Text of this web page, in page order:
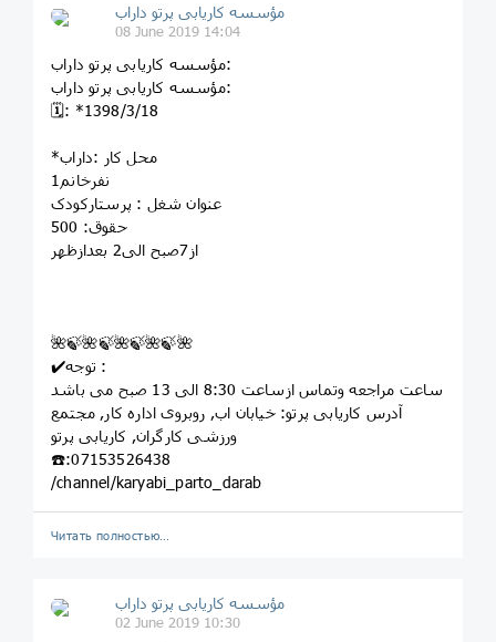
مؤسسه کاريابى پرتو داراب
08 June 2019 14:04
مؤسسه کاريابى پرتو داراب:
مؤسسه کاريابى پرتو داراب:
🗓: *1398/3/18
*محل کار :داراب
1نفرخانم
عنوان شغل : پرستارکودک
حقوق: 500
از7صبح الی2 بعدازظهر
🌺🍃🌺🍃🌺🍃🌺🍃🌺
✔️توجه :
ساعت مراجعه وتماس ازساعت 8:30 الی 13 صبح می باشد
آدرس کاریابی پرتو: خيابان اب, روبروى اداره کار, مجتمع
ورزشى کارگران, کاريابى پرتو
☎️:07153526438
/channel/karyabi_parto_darab
Читать полностью…
مؤسسه کاريابى پرتو داراب
02 June 2019 10:30